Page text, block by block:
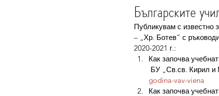
Българските
Публикувам с известно
– „Хр. Ботев” с
2020-2021 г.:
Как започва
БУ „Св.св. Кирил
godina-vav-viena
Как започва